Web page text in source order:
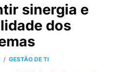
sinergia e
dos
/ GESTÃO DE TI